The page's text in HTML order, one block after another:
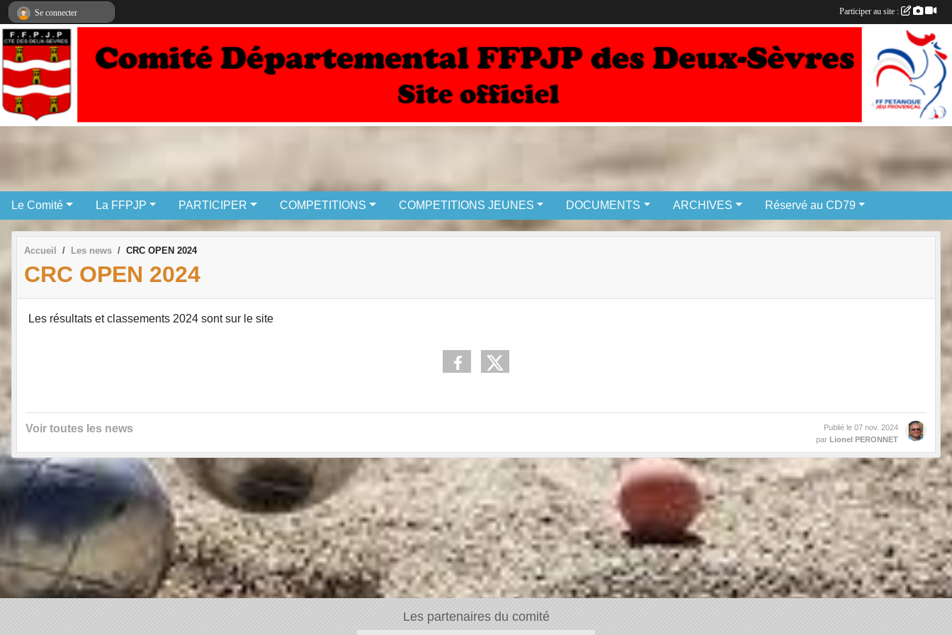
Le Comité La FFPJP PARTICIPER COMPETITIONS COMPETITIONS JEUNES DOCUMENTS ARCHIVES Réservé au CD79
Accueil Les news CRC OPEN 2024
CRC OPEN 2024
Les résultats et classements 2024 sont sur le site
Voir toutes les news Publié le 07 nov. 2024
par
Lionel PERONNET
Les partenaires du comité
Se connecter Participer au site :
Panneau de gestion des cookies